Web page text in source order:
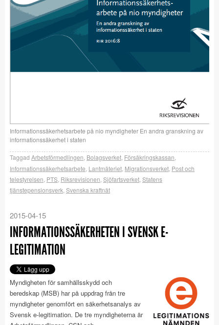
Informationssäkerhetsarbete på nio myndigheter En andra granskning av
informationssäkerhet i staten
Taggad Arbetsförmedlingen Bolagsverket Försäkringskassan
Informationssäkerhetsarbete Lantmäteriet Migrationsverket Post och
telestyrelsen PTS Riksrevisionen Sjöfartsverket Statens
tjänstepensionsverk Svenska kraftnät
2015-04-15
INFORMATIONSSÄKERHETEN I SVENSK E-
LEGITIMATION
Myndigheten för samhällsskydd och
beredskap (MSB) har på uppdrag från tre
myndigheter genomfört en säkerhetsanalys av
Svensk e-legitimation. De tre myndigheterna är